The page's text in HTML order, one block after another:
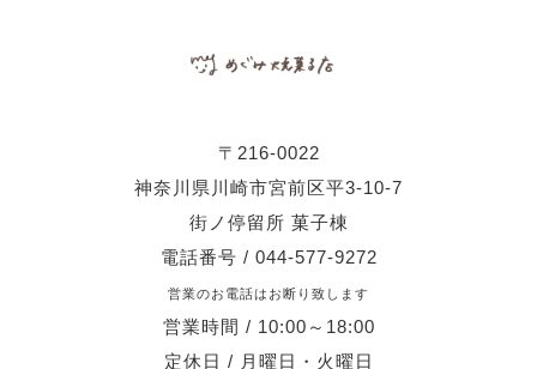
〒216-0022
神奈川県川崎市宮前区平3-10-7
街ノ停留所 菓子棟
電話番号 / 044-577-9272
営業のお電話はお断り致します
営業時間 / 10:00～18:00
定休日 / 月曜日・火曜日